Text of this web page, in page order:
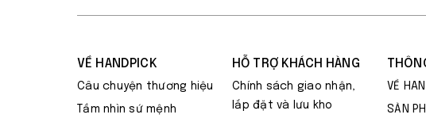
VỀ HANDPICK
Câu chuyện thương hiệu
Tầm nhìn sứ mệnh
HỖ TRỢ KHÁCH HÀNG
Chính sách giao nhận,
lắp đặt và lưu kho
VỀ
SẢN